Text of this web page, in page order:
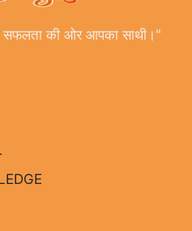
सफलता की ओर आपका साथी।"